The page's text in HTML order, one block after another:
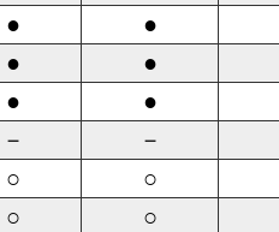
● ●
● ●
● ●
－ －
○ ○
○ ○